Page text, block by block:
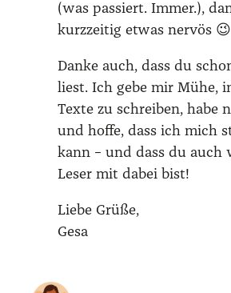
(was pas­siert. Immer.),
kurz­zei­tig etwas ner­vös 😉
Dan­ke auch, dass du
liest. Ich gebe mir Mühe,
Tex­te zu schrei­ben, habe
und hof­fe, dass ich mich
kann – und dass du auch
Leser mit dabei bist!
Lie­be Grü­ße,
Gesa